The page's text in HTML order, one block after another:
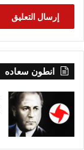
انطون سعاده